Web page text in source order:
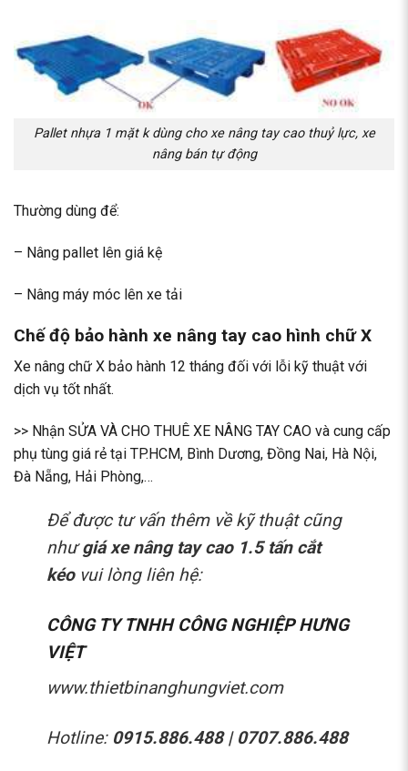
Pallet nhựa 1 mặt k dùng cho xe nâng tay cao thuỷ lực, xe
nâng bán tự động
Thường dùng để:
– Nâng pallet lên giá kệ
– Nâng máy móc lên xe tải
Chế độ bảo hành xe nâng tay cao hình chữ X
Xe nâng chữ X bảo hành 12 tháng đối với lỗi kỹ thuật với
dịch vụ tốt nhất.
>> Nhận SỬA VÀ CHO THUÊ XE NÂNG TAY CAO và cung cấp
phụ tùng giá rẻ tại TP.HCM, Bình Dương, Đồng Nai, Hà Nội,
Đà Nẵng, Hải Phòng,…
Để được tư vấn thêm về kỹ thuật cũng
nhưgiá xe nâng tay cao 1.5 tấn cắt
kéovui lòng liên hệ:
CÔNG TY TNHH CÔNG NGHIỆP HƯNG
VIỆT
www.thietbinanghungviet.com
Hotline: 0915.886.488 | 0707.886.488